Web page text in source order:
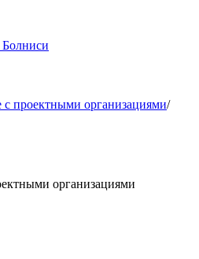
Болниси
с проектными организациями/
организациями